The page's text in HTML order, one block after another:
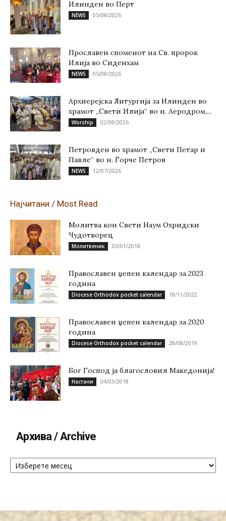
Илинден во Перт
NEWS 05/08/2026
Прославен споменот на Св. пророк
Илија во Сиденхам
NEWS 05/08/2026
Архиерејска Литургија за Илинден во
храмот „Свети Илија“ во н. Аеродром,...
Worship 02/08/2026
Петровден во храмот „Свети Петар и
Павле“ во н. Ѓорче Петров
NEWS 12/07/2026
Најчитани / Most Read
Молитва кон Свети Наум Охридски
Чудотворец
Молитвеник 03/01/2018
Православен џепен календар за 2023
година
Diocese Orthodox pocket calendar 18/11/2022
Православен џепен календар за 2020
година
Diocese Orthodox pocket calendar 28/08/2019
Бог Господ ја благословил Македонија!
Настани 04/03/2018
Архива / Archive
Архива